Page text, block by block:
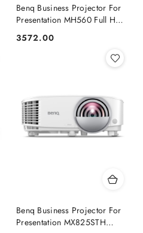
Benq Business Projector For
Presentation MH560 Full HD
(1920x1080), 3800 ANSI
lumens, White, Pure Clarity
Cena:
3572.00
Benq Business Projector For
Presentation MX825STH